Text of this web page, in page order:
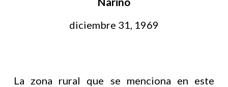
diciembre 31, 1969
La zona rural que se menciona en este